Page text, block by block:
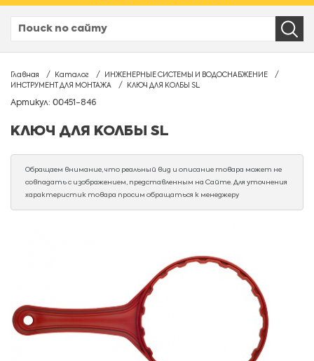
Главная Каталог
ИНЖЕНЕРНЫЕ СИСТЕМЫ И ВОДОСНАБЖЕНИЕ
ИНСТРУМЕНТ ДЛЯ МОНТАЖА
КЛЮЧ ДЛЯ КОЛБЫ SL
Артикул: 00451-846
КЛЮЧ ДЛЯ КОЛБЫ SL
Обращаем внимание, что реальный вид и описание товара может не
совпадать с изображением, представленным на Сайте. Для уточнения
характеристик товара просим обращаться к менеджеру